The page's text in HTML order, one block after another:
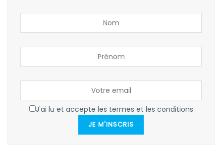
J'ai lu et accepte les termes et les conditions
JE M'INSCRIS